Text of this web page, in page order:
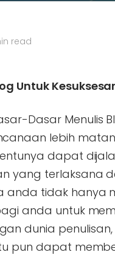
read
Untuk
Dasar Menulis
lebih
dapat
yang terlaksana
anda tidak hanya
anda untuk
dunia
pun dapat